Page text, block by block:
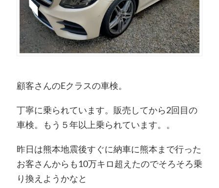
顧客さんのEクラスの車検。
丁寧に乗られています。販売してから2回目の
車検。もう５年以上乗られています。。
昨日は熊本地震後すぐに納車に熊本まで行った
お客さんからも10万キロ超えたのでそろそろ乗
り換えようかなと